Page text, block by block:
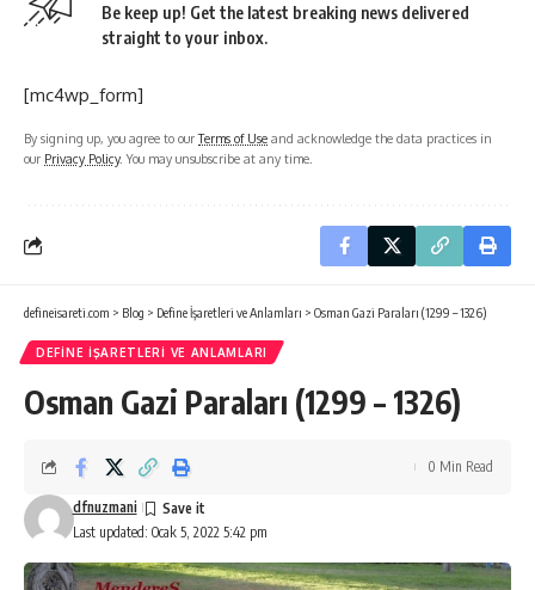
Be keep up! Get the latest breaking news delivered
straight to your inbox.
[mc4wp_form]
By signing up, you agree to ourTerms of Use and acknowledge the data practices in
our Privacy Policy. You may unsubscribe at any time.
defineisareti.com > Blog > Define İşaretleri ve Anlamları > Osman Gazi Paraları (1299 – 1326)
DEFINE İŞARETLERI VE ANLAMLARI
Osman Gazi Paraları (1299 – 1326)
Last updated: Ocak 5, 2022 5:42 pm
dfnuzmani
0 Min Read